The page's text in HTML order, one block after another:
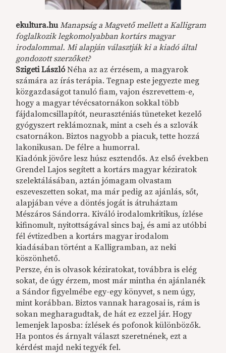
ekultura.hu Manapság a Magvető mellett a Kalligram
foglalkozik legkomolyabban kortárs magyar
irodalommal. Mi alapján választják ki a kiadó által
gondozott szerzőket?
Szigeti LászlóNéha az az érzésem, a magyarok
számára az írás terápia. Tegnap este jegyezte meg
közgazdaságot tanuló fiam, vajon észrevettem-e,
hogy a magyar tévécsatornákon sokkal több
fájdalomcsillapítót, neuraszténiás tüneteket kezelő
gyógyszert reklámoznak, mint a cseh és a szlovák
csatornákon. Biztos nagyobb a piacuk, tette hozzá
lakonikusan. De félre a humorral.
Kiadónk jövőre lesz húsz esztendős. Az első években
Grendel Lajos segített a kortárs magyar kéziratok
szelektálásában, aztán jómagam olvastam
eszeveszetten sokat, ma már pedig az ajánlás, sőt,
alapjában véve a döntés jogát is átruháztam
Mészáros Sándorra. Kiváló irodalomkritikus, ízlése
kifinomult, nyitottságával sincs baj, és ami az utóbbi
fél évtizedben a kortárs magyar irodalom
kiadásában történt a Kalligramban, az neki
köszönhető.
Persze, én is olvasok kéziratokat, továbbra is elég
sokat, de úgy érzem, most már mintha én ajánlanék
a Sándor figyelmébe egy-egy könyvet, s nem úgy,
mint korábban. Biztos vannak haragosai is, rám is
sokan megharagudtak, de hát ez ezzel jár. Hogy
lemenjek laposba: ízlések és pofonok különbözők.
Ha pontos és árnyalt választ szeretnének, ezt a
kérdést majd neki tegyék fel.